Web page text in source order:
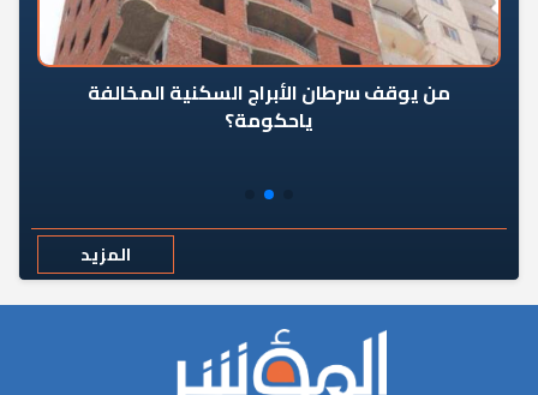
من يوقف سرطان الأبراج السكنية المخالفة
ياحكومة؟
المزيد